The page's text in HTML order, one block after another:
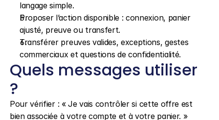
langage simple.
Proposer l’action disponible : connexion, panier
ajusté, preuve ou transfert.
Transférer preuves valides, exceptions, gestes
commerciaux et questions de confidentialité.
Quels messages utiliser
?
Pour vérifier : « Je vais contrôler si cette offre est
bien associée à votre compte et à votre panier. »